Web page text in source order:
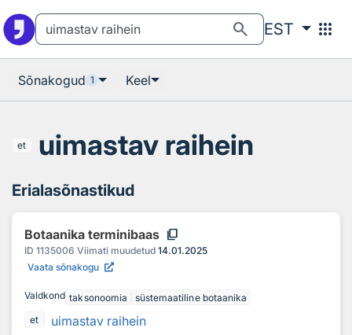
search EST apps
Sõnakogud 1 Keel
et uimastav raihein
Erialasõnastikud
Botaanika terminibaas content_copy
ID 1135006 Viimati muudetud 14.01.2025
Vaata sõnakogu
Valdkond taksonoomia
süstemaatiline botaanika
et
uimastav raihein